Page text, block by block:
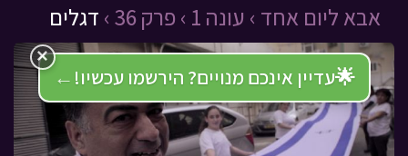
אבא ליום אחד › עונה 1 › פרק 36 › דגלים
🌟עדיין אינכם מנויים? הירשמו עכשיו! ←
×